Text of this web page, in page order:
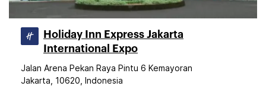
Holiday Inn Express Jakarta
International Expo
Jalan Arena Pekan Raya Pintu 6 Kemayoran
Jakarta, 10620, Indonesia